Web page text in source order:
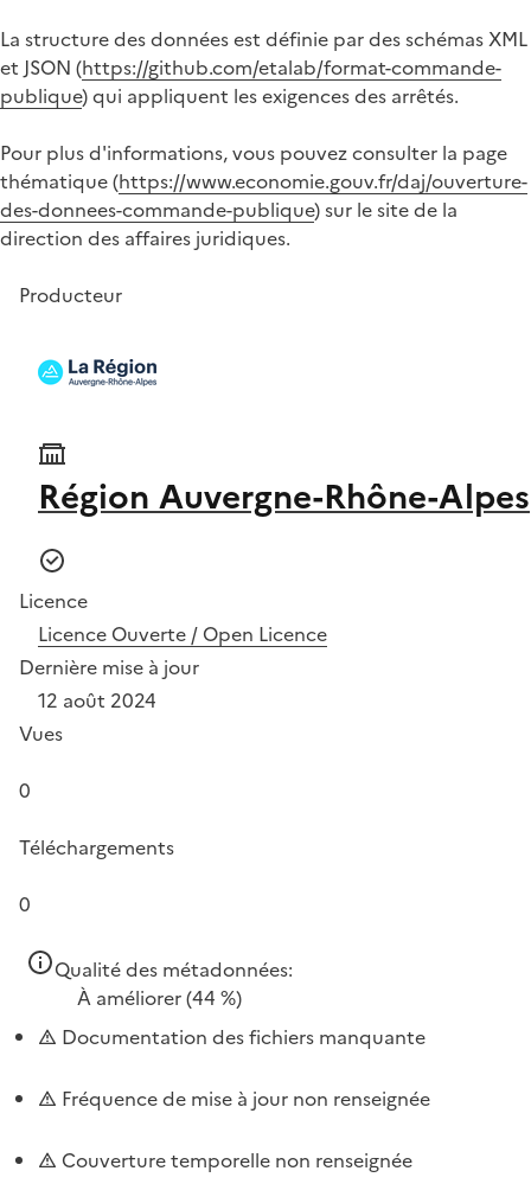
La structure des données est définie par des schémas XML
et JSON (https://github.com/etalab/format-commande-
publique) qui appliquent les exigences des arrêtés.
Pour plus d'informations, vous pouvez consulter la page
thématique (https://www.economie.gouv.fr/daj/ouverture-
des-donnees-commande-publique) sur le site de la
direction des affaires juridiques.
Producteur
Région Auvergne-Rhône-Alpes
Licence
Licence Ouverte / Open Licence
Dernière mise à jour
12 août 2024
Vues
0
Téléchargements
0
Qualité des métadonnées:
À améliorer(44 %)
Documentation des fichiers manquante
Fréquence de mise à jour non renseignée
Couverture temporelle non renseignée